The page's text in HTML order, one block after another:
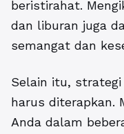
beristirahat.
dan liburan juga
semangat dan
Selain itu,
harus diterapkan.
Anda dalam